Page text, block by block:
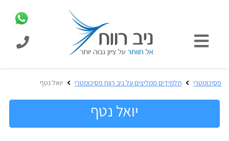
כניסת
תלמידים
המוצרים
מבית
רווח
פסיכומטרי תלמידים ממליצים על ניב רווח פסיכומטרי יואל נטף
יואל נטף